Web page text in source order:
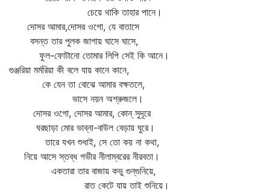
চেয়ে থাকি তাহার পানে।
দোসর আমার,দোসর ওগো, যে বাতাসে
বসন্ত তার পুলক জাগায় ঘাসে ঘাসে,
ফুল-ফোটানো তোমার লিপি সেই কি আনে।
গুঞ্জরিয়া মর্মরিয়া কী বলে যায় কানে কানে,
কে যেন তা বোঝে আমার বক্ষতলে,
ভাসে নয়ন অশ্রুজলে।
দোসর ওগো, দোসর আমার, কোন্‌ সুদূরে
ঘরছাড়া মোর ভাব্‌না-বাউল বেড়ায় ঘুরে।
তারে যখন শুধাই, সে তো কয় না কথা,
নিয়ে আসে স্তব্ধ গভীর নীলাম্বরের নীরবতা।
একতারা তার বাজায় কভু গুন্‌গুনিয়ে,
রাত কেটে যায় তাই শুনিয়ে।